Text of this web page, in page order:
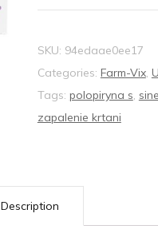
SKU: 94edaae0ee17
Categories: Farm-Vix,
Tags: polopiryna s,
zapalenie krtani
Description